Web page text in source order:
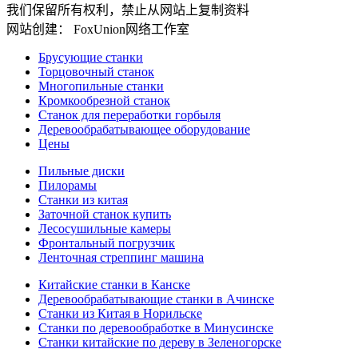
我们保留所有权利，禁止从网站上复制资料
网站创建： FoxUnion网络工作室
Брусующие станки
Торцовочный станок
Многопильные станки
Кромкообрезной станок
Станок для переработки горбыля
Деревообрабатывающее оборудование
Цены
Пильные диски
Пилорамы
Станки из китая
Заточной станок купить
Лесосушильные камеры
Фронтальный погрузчик
Ленточная стреппинг машина
Китайские станки в Канске
Деревообрабатывающие станки в Ачинске
Станки из Китая в Норильске
Станки по деревообработке в Минусинске
Станки китайские по дереву в Зеленогорске